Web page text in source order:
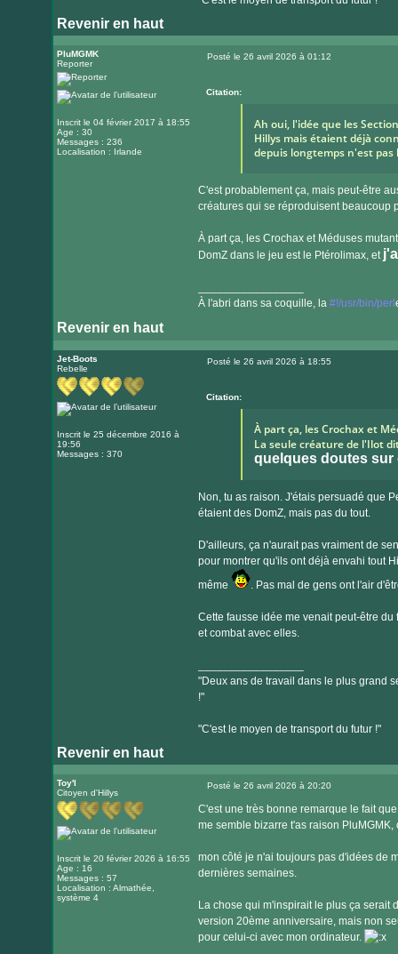
Revenir en haut
PluMGMK
Reporter
Inscrit le 04 février 2017 à 18:55
Age : 30
Messages : 236
Localisation : Irlande
Posté le 26 avril 2026 à 01:12
Citation:
Ah oui, l'idée que les
Hillys mais étaient déjà
depuis longtemps n'est pas
C'est probablement ça, mais peut-être
créatures qui se réproduisent beaucoup
À part ça, les Crochax et Méduses
DomZ dans le jeu est le Ptérolimax, et
À l'abri dans sa coquille, la #!/usr/bin/perl
Revenir en haut
le
Jet-Boots
Rebelle
Inscrit le 25 décembre 2016 à
19:56
Messages : 370
Posté le 26 avril 2026 à 18:55
Citation:
À part ça, les Crochax et
La seule créature de l'Ilot
quelques doutes sur
Non, tu as raison. J'étais persuadé que
étaient des DomZ, mais pas du tout.
D'ailleurs, ça n'aurait pas vraiment de
pour montrer qu'ils ont déjà envahi tout
même
. Pas mal de gens ont l'air
Cette fausse idée me venait peut-être
et combat avec elles.
"Deux ans de travail dans le plus grand
!"
"C'est le moyen de transport du futur !"
Revenir en haut
Toy'l
Citoyen d'Hillys
Inscrit le 20 février 2026 à 16:55
Age : 16
Messages : 57
Localisation : Almathée,
système 4
Posté le 26 avril 2026 à 20:20
C'est une très bonne remarque le fait
me semble bizarre t'as raison
mon côté je n'ai toujours pas d'idées de
dernières semaines.
La chose qui m'inspirait le plus ça serait
version 20ème anniversaire, mais non
pour celui-ci avec mon ordinateur.